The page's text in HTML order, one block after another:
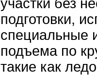
участки без
подготовки,
специальные
подъема по
такие как